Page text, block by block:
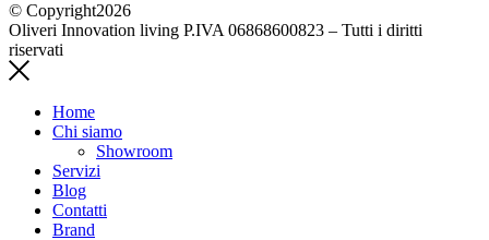
© Copyright2026
Oliveri Innovation living P.IVA 06868600823 – Tutti i diritti
riservati
Home
Chi siamo
Showroom
Servizi
Blog
Contatti
Brand